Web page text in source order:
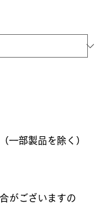
一部製品を除く）
がございますの